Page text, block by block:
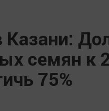
Казани:
семян к
75%